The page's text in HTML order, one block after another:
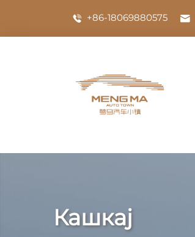
+86-18069880575
Кашкај